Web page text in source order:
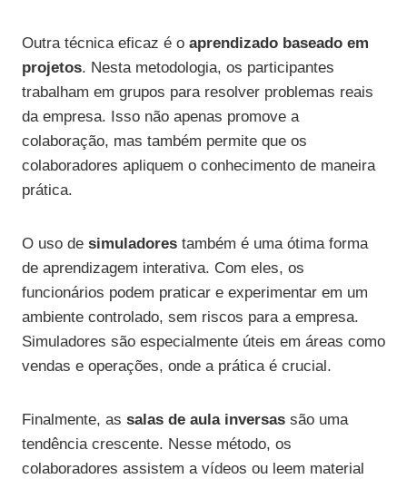
Outra técnica eficaz é o aprendizado baseado em
projetos. Nesta metodologia, os participantes
trabalham em grupos para resolver problemas reais
da empresa. Isso não apenas promove a
colaboração, mas também permite que os
colaboradores apliquem o conhecimento de maneira
prática.
O uso de simuladores também é uma ótima forma
de aprendizagem interativa. Com eles, os
funcionários podem praticar e experimentar em um
ambiente controlado, sem riscos para a empresa.
Simuladores são especialmente úteis em áreas como
vendas e operações, onde a prática é crucial.
Finalmente, as salas de aula inversas são uma
tendência crescente. Nesse método, os
colaboradores assistem a vídeos ou leem material